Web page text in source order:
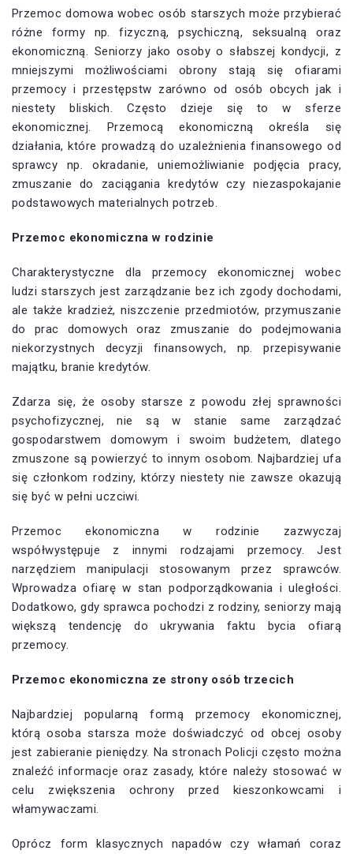
Przemoc domowa wobec osób starszych może przybierać
różne formy np. fizyczną, psychiczną, seksualną oraz
ekonomiczną. Seniorzy jako osoby o słabszej kondycji, z
mniejszymi możliwościami obrony stają się ofiarami
przemocy i przestępstw zarówno od osób obcych jak i
niestety bliskich. Często dzieje się to w sferze
ekonomicznej. Przemocą ekonomiczną określa się
działania, które prowadzą do uzależnienia finansowego od
sprawcy np. okradanie, uniemożliwianie podjęcia pracy,
zmuszanie do zaciągania kredytów czy niezaspokajanie
podstawowych materialnych potrzeb.
Przemoc ekonomiczna w rodzinie
Charakterystyczne dla przemocy ekonomicznej wobec
ludzi starszych jest zarządzanie bez ich zgody dochodami,
ale także kradzież, niszczenie przedmiotów, przymuszanie
do prac domowych oraz zmuszanie do podejmowania
niekorzystnych decyzji finansowych, np. przepisywanie
majątku, branie kredytów.
Zdarza się, że osoby starsze z powodu złej sprawności
psychofizycznej, nie są w stanie same zarządzać
gospodarstwem domowym i swoim budżetem, dlatego
zmuszone są powierzyć to innym osobom. Najbardziej ufa
się członkom rodziny, którzy niestety nie zawsze okazują
się być w pełni uczciwi.
Przemoc ekonomiczna w rodzinie zazwyczaj
współwystępuje z innymi rodzajami przemocy. Jest
narzędziem manipulacji stosowanym przez sprawców.
Wprowadza ofiarę w stan podporządkowania i uległości.
Dodatkowo, gdy sprawca pochodzi z rodziny, seniorzy mają
większą tendencję do ukrywania faktu bycia ofiarą
przemocy.
Przemoc ekonomiczna ze strony osób trzecich
Najbardziej popularną formą przemocy ekonomicznej,
którą osoba starsza może doświadczyć od obcej osoby
jest zabieranie pieniędzy. Na stronach Policji często można
znaleźć informacje oraz zasady, które należy stosować w
celu zwiększenia ochrony przed kieszonkowcami i
włamywaczami.
Oprócz form klasycznych napadów czy włamań coraz